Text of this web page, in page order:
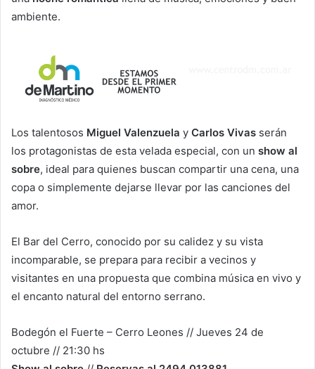
ambiente.
Los talentosos Miguel Valenzuela y Carlos Vivas serán
los protagonistas de esta velada especial, con un show al
sobre, ideal para quienes buscan compartir una cena, una
copa o simplemente dejarse llevar por las canciones del
amor.
El Bar del Cerro, conocido por su calidez y su vista
incomparable, se prepara para recibir a vecinos y
visitantes en una propuesta que combina música en vivo y
el encanto natural del entorno serrano.
Bodegón el Fuerte – Cerro Leones // Jueves 24 de
octubre // 21:30 hs